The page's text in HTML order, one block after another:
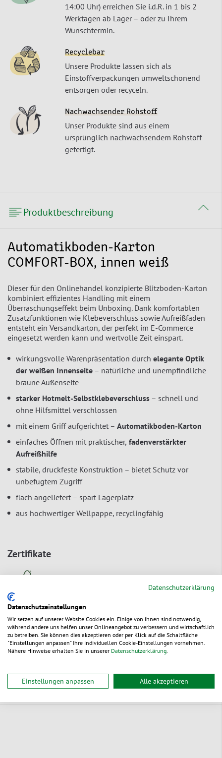
14:00 Uhr) erreichen Sie i.d.R. in 1 bis 2
Werktagen ab Lager – oder zu Ihrem
Wunschtermin.
Recyclebar
Unsere Produkte lassen sich als
Einstoffverpackungen umweltschonend
entsorgen oder recyceln.
Nachwachsender Rohstoff
Unser Produkte sind aus einem
ursprünglich nachwachsendem Rohstoff
gefertigt.
Produktbeschreibung
Automatikboden-Karton
COMFORT-BOX, innen weiß
Dieser für den Onlinehandel konzipierte Blitzboden-Karton
kombiniert effizientes Handling mit einem
Überraschungseffekt beim Unboxing. Dank komfortablen
Zusatzfunktionen wie Klebeverschluss sowie Aufreißfaden
entsteht ein Versandkarton, der perfekt im E-Commerce
eingesetzt werden kann und wertvolle Zeit einspart.
wirkungsvolle Warenpräsentation durch elegante Optik
der weißen Innenseite – natürliche und unempfindliche
braune Außenseite
starker Hotmelt-Selbstklebeverschluss – schnell und
ohne Hilfsmittel verschlossen
mit einem Griff aufgerichtet – Automatikboden-Karton
einfaches Öffnen mit praktischer, fadenverstärkter
Aufreißhilfe
stabile, druckfeste Konstruktion – bietet Schutz vor
unbefugtem Zugriff
flach angeliefert – spart Lagerplatz
aus hochwertiger Wellpappe, recyclingfähig
Zertifikate
Zur Bestelltabelle ↑
Ökologische Vorteile
Dokumente
Datenschutzerklärung
Datenschutzeinstellungen
Wir setzen auf unserer Website Cookies ein. Einige von ihnen sind notwendig,
während andere uns helfen unser Onlineangebot zu verbessern und wirtschaftlich
zu betreiben. Sie können dies akzeptieren oder per Klick auf die Schaltfläche
"Einstellungen anpassen" Ihre individuellen Cookie-Einstellungen vornehmen.
Nähere Hinweise erhalten Sie in unserer Datenschutzerklärung.
Einstellungen anpassen Alle akzeptieren